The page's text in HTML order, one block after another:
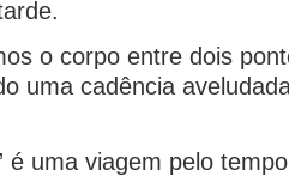
entre dois
uma cadência
viagem pelo tempo e